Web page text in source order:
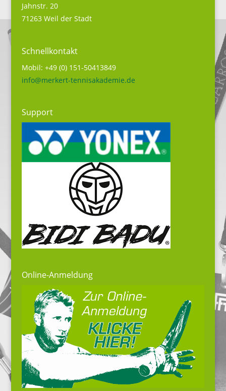
Jahnstr. 20
71263 Weil der Stadt
Schnellkontakt
Mobil: +49 (0) 151-50413849
info@merkert-tennisakademie.de
Support
Online-Anmeldung